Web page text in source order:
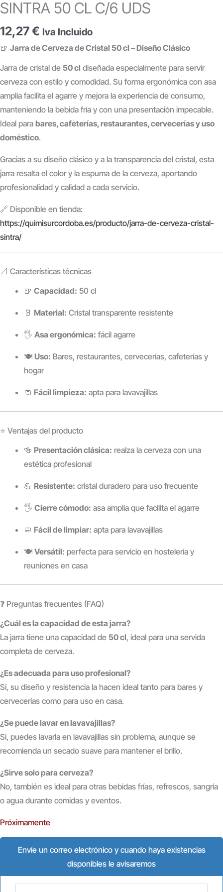
SINTRA 50 CL C/6 UDS
12,27€ Iva Incluido
🍺 Jarra de Cerveza de Cristal 50 cl – Diseño Clásico
Jarra de cristal de 50 cl diseñada especialmente para servir
cerveza con estilo y comodidad. Su forma ergonómica con asa
amplia facilita el agarre y mejora la experiencia de consumo,
manteniendo la bebida fría y con una presentación impecable.
Ideal para bares, cafeterías, restaurantes, cervecerías y uso
doméstico.
Gracias a su diseño clásico y a la transparencia del cristal, esta
jarra resalta el color y la espuma de la cerveza, aportando
profesionalidad y calidad a cada servicio.
🔗 Disponible en tienda:
https://quimisurcordoba.es/producto/jarra-de-cerveza-cristal-
sintra/
📐 Características técnicas
🍺 Capacidad: 50 cl
🥛 Material: Cristal transparente resistente
🖐️ Asa ergonómica: fácil agarre
🍽️ Uso: Bares, restaurantes, cervecerías, cafeterías y
hogar
🧼 Fácil limpieza: apta para lavavajillas
⭐ Ventajas del producto
🍻 Presentación clásica: realza la cerveza con una
estética profesional
💪 Resistente: cristal duradero para uso frecuente
🖐️ Cierre cómodo: asa amplia que facilita el agarre
🧼 Fácil de limpiar: apta para lavavajillas
🍽️ Versátil: perfecta para servicio en hostelería y
reuniones en casa
❓ Preguntas frecuentes (FAQ)
¿Cuál es la capacidad de esta jarra?
La jarra tiene una capacidad de 50 cl, ideal para una servida
completa de cerveza.
¿Es adecuada para uso profesional?
Sí, su diseño y resistencia la hacen ideal tanto para bares y
cervecerías como para uso en casa.
¿Se puede lavar en lavavajillas?
Sí, puedes lavarla en lavavajillas sin problema, aunque se
recomienda un secado suave para mantener el brillo.
¿Sirve solo para cerveza?
No, también es ideal para otras bebidas frías, refrescos, sangría
o agua durante comidas y eventos.
Próximamente
Envíe un correo electrónico y cuando haya existencias
disponibles le avisaremos